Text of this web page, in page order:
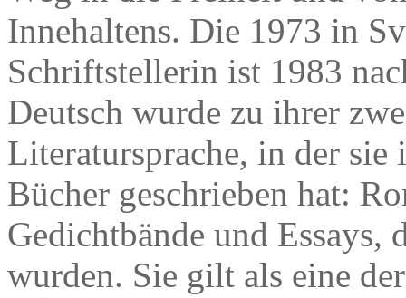
Innehaltens. Die 1973 in
Schriftstellerin ist 1983
Deutsch wurde zu ihrer
Literatursprache, in der
Bücher geschrieben hat:
Gedichtbände und Essays,
wurden. Sie gilt als eine